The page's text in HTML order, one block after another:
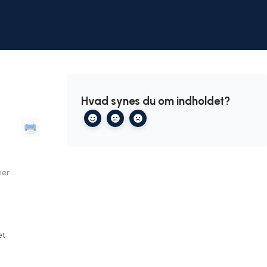
Hvad synes du om indholdet?